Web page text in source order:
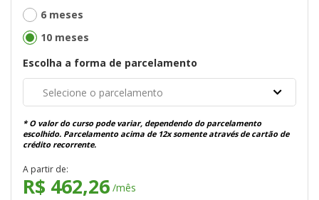
6 meses
10 meses
Escolha a forma de parcelamento
Selecione o parcelamento
* O valor do curso pode variar, dependendo do parcelamento
escolhido. Parcelamento acima de 12x somente através de cartão de
crédito recorrente.
A partir de:
R$ 462,26 /mês